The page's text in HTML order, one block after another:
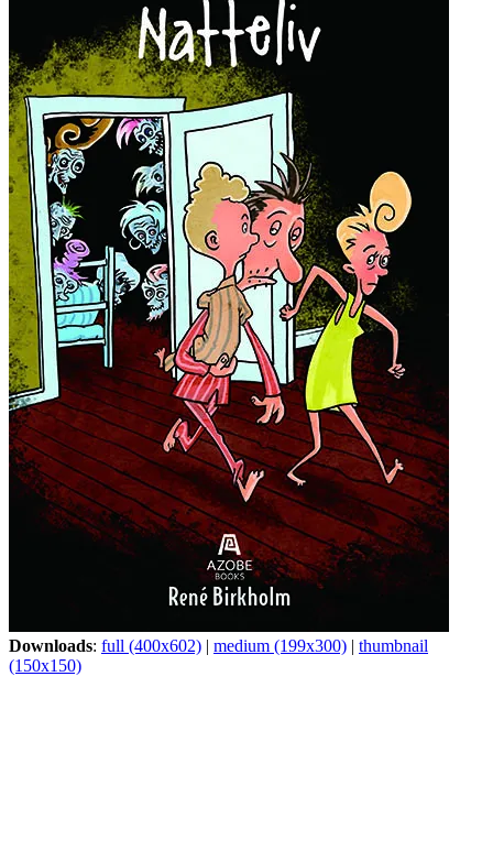
Downloads: full (400x602) | medium (199x300) | thumbnail
(150x150)